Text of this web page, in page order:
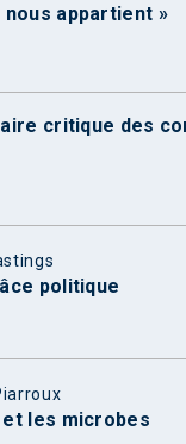
nous appartient »
critique des
politique
et les microbes